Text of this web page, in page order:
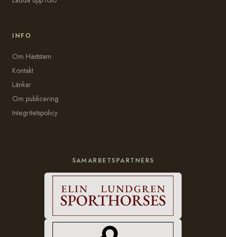
INFO
Om Häststam
Kontakt
Länkar
Om publicering
Integritetspolicy
SAMARBETSPARTNERS